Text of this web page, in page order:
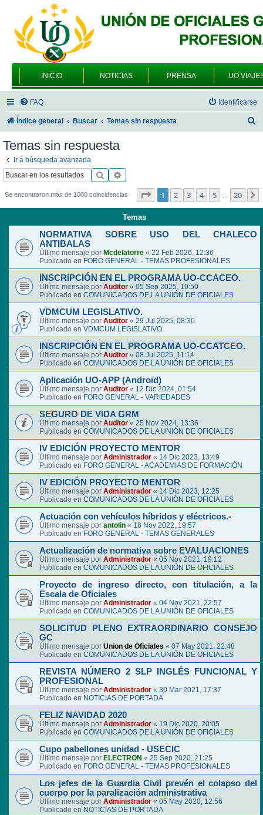
INICIO NOTICIAS PRENSA UO
FAQ Identificarse
Índice general Buscar Temas sin respuesta
Temas sin respuesta
Ir a búsqueda avanzada
Buscar
Se encontraron más de 1000 coincidencias Página de 20
1 2 3 4 5 … 20
Temas
NORMATIVA SOBRE USO DEL CHALECO
ANTIBALAS
Último mensaje por Mcdelatorre « 22 Feb 2026, 12:36
Publicado en FORO GENERAL - TEMAS PROFESIONALES
INSCRIPCIÓN EN EL PROGRAMA UO-CCACEO.
Último mensaje por Auditor « 05 Sep 2025, 10:50
Publicado en COMUNICADOS DE LA UNIÓN DE OFICIALES
VDMCUM LEGISLATIVO.
Último mensaje por Auditor « 29 Jul 2025, 08:30
Publicado en VDMCUM LEGISLATIVO.
INSCRIPCIÓN EN EL PROGRAMA UO-CCATCEO.
Último mensaje por Auditor « 08 Jul 2025, 11:14
Publicado en COMUNICADOS DE LA UNIÓN DE OFICIALES
Aplicación UO-APP (Android)
Último mensaje por Auditor « 12 Dic 2024, 01:54
Publicado en FORO GENERAL - VARIEDADES
SEGURO DE VIDA GRM
Último mensaje por Auditor « 25 Nov 2024, 13:36
Publicado en COMUNICADOS DE LA UNIÓN DE OFICIALES
IV EDICIÓN PROYECTO MENTOR
Último mensaje por Administrador « 14 Dic 2023, 13:49
Publicado en FORO GENERAL - ACADEMIAS DE FORMACIÓN
IV EDICIÓN PROYECTO MENTOR
Último mensaje por Administrador « 14 Dic 2023, 12:25
Publicado en COMUNICADOS DE LA UNIÓN DE OFICIALES
Actuación con vehículos híbridos y eléctricos.-
Último mensaje por antolin « 18 Nov 2022, 19:57
Publicado en FORO GENERAL - TEMAS GENERALES
Actualización de normativa sobre EVALUACIONES
Último mensaje por Administrador « 05 Nov 2021, 19:12
Publicado en COMUNICADOS DE LA UNIÓN DE OFICIALES
Proyecto de ingreso directo, con titulación, a la
Escala de Oficiales
Último mensaje por Administrador « 04 Nov 2021, 22:57
Publicado en COMUNICADOS DE LA UNIÓN DE OFICIALES
SOLICITUD PLENO EXTRAORDINARIO CONSEJO
GC
Último mensaje por Union de Oficiales « 07 May 2021, 22:48
Publicado en COMUNICADOS DE LA UNIÓN DE OFICIALES
REVISTA NÚMERO 2 SLP INGLÉS FUNCIONAL Y
PROFESIONAL
Último mensaje por Administrador « 30 Mar 2021, 17:37
Publicado en NOTICIAS DE PORTADA
FELIZ NAVIDAD 2020
Último mensaje por Administrador « 19 Dic 2020, 20:05
Publicado en COMUNICADOS DE LA UNIÓN DE OFICIALES
Cupo pabellones unidad - USECIC
Último mensaje por ELECTRON « 25 Sep 2020, 21:25
Publicado en FORO GENERAL - TEMAS PROFESIONALES
Los jefes de la Guardia Civil prevén el colapso del
cuerpo por la paralización administrativa
Último mensaje por Administrador « 05 May 2020, 12:56
Publicado en NOTICIAS DE PORTADA